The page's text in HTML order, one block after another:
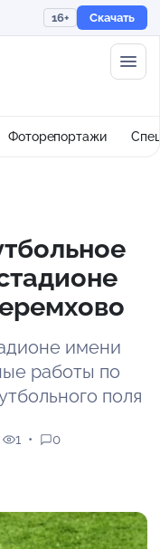
16+ Скачать
Фоторепортажи
имени
работы по
поля
1 0